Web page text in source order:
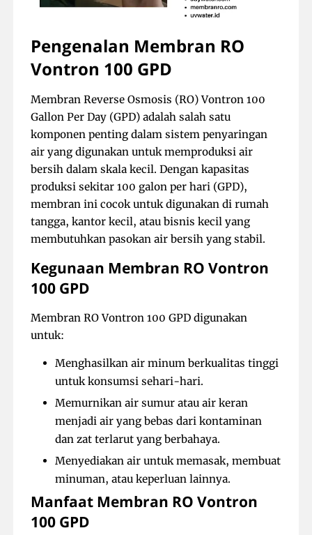
Pengenalan Membran RO
Vontron 100 GPD
Membran Reverse Osmosis (RO) Vontron 100
Gallon Per Day (GPD) adalah salah satu
komponen penting dalam sistem penyaringan
air yang digunakan untuk memproduksi air
bersih dalam skala kecil. Dengan kapasitas
produksi sekitar 100 galon per hari (GPD),
membran ini cocok untuk digunakan di rumah
tangga, kantor kecil, atau bisnis kecil yang
membutuhkan pasokan air bersih yang stabil.
Kegunaan Membran RO Vontron
100 GPD
Membran RO Vontron 100 GPD digunakan
untuk:
Menghasilkan air minum berkualitas tinggi
untuk konsumsi sehari-hari.
Memurnikan air sumur atau air keran
menjadi air yang bebas dari kontaminan
dan zat terlarut yang berbahaya.
Menyediakan air untuk memasak, membuat
minuman, atau keperluan lainnya.
Manfaat Membran RO Vontron
100 GPD